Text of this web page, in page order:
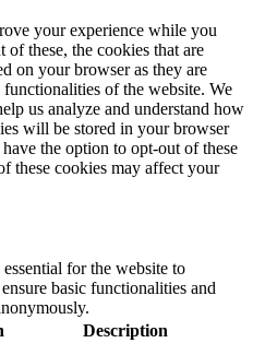
your experience while you
these, the cookies that are
on your browser as they are
of the website. We
us analyze and understand how
will be stored in your browser
the option to opt-out of these
these cookies may affect your
for the website to
basic functionalities and
Description